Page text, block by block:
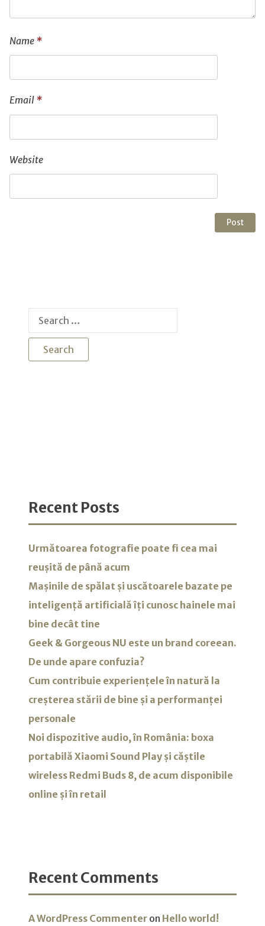
Name *
Email *
Website
Search
Recent Posts
Următoarea fotografie poate fi cea mai
reușită de până acum
Mașinile de spălat și uscătoarele bazate pe
inteligență artificială îți cunosc hainele mai
bine decât tine
Geek & Gorgeous NU este un brand coreean.
De unde apare confuzia?
Cum contribuie experiențele în natură la
creșterea stării de bine și a performanței
personale
Noi dispozitive audio, în România: boxa
portabilă Xiaomi Sound Play și căștile
wireless Redmi Buds 8, de acum disponibile
online și în retail
Recent Comments
A WordPress Commenter on Hello world!